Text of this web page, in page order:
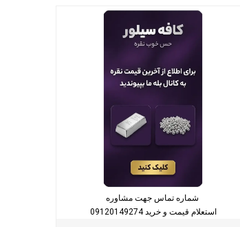
استعلام قیمت و خرید 09120149274